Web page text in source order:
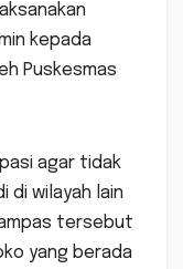
kepada
Puskesmas
agar tidak
di wilayah lain
tersebut
yang berada